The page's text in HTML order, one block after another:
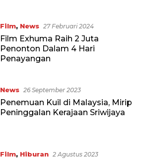
Film, News 27 Februari 2024
Film Exhuma Raih 2 Juta
Penonton Dalam 4 Hari
Penayangan
News 26 September 2023
Penemuan Kuil di Malaysia, Mirip
Peninggalan Kerajaan Sriwijaya
Film, Hiburan 2 Agustus 2023